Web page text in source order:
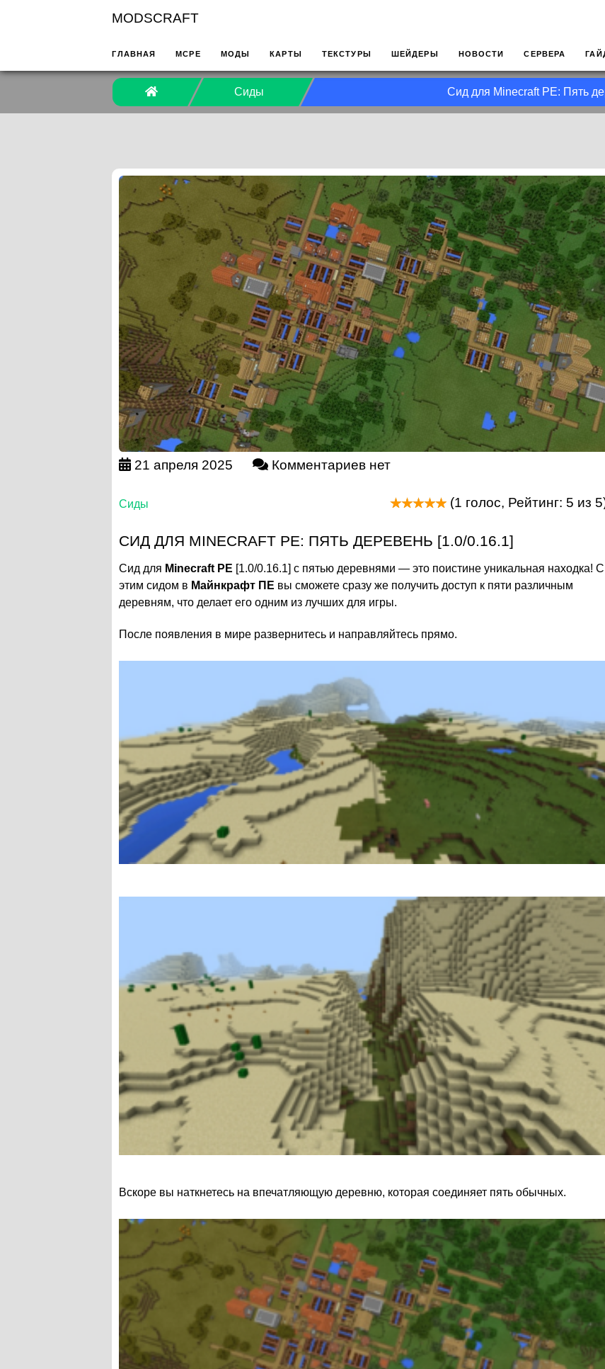
MODSCRAFT
ГЛАВНАЯ MCPE МОДЫ КАРТЫ ТЕКСТУРЫ ШЕЙДЕРЫ НОВОСТИ СЕРВЕРА
Сиды Сид для Minecraft PE: Пять
21 апреля 2025 Комментариев нет
Сиды (1 голос, Рейтинг: 5 из
СИД ДЛЯ MINECRAFT PE: ПЯТЬ ДЕРЕВЕНЬ [1.0/0.16.1]
Сид для Minecraft PE [1.0/0.16.1] с пятью деревнями — это поистине уникальная находка! С
этим сидом в Майнкрафт ПЕ вы сможете сразу же получить доступ к пяти различным
деревням, что делает его одним из лучших для игры.
После появления в мире развернитесь и направляйтесь прямо.
Вскоре вы наткнетесь на впечатляющую деревню, которая соединяет пять обычных.